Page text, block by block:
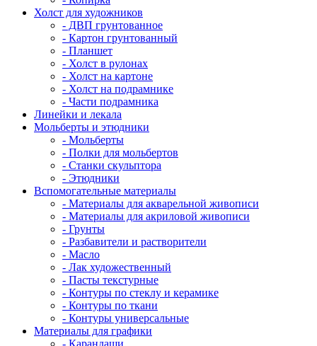
Холст для художников
- ДВП грунтованное
- Картон грунтованный
- Планшет
- Холст в рулонах
- Холст на картоне
- Холст на подрамнике
- Части подрамника
Линейки и лекала
Мольберты и этюдники
- Мольберты
- Полки для мольбертов
- Станки скульптора
- Этюдники
Вспомогательные материалы
- Материалы для акварельной живописи
- Материалы для акриловой живописи
- Грунты
- Разбавители и растворители
- Масло
- Лак художественный
- Пасты текстурные
- Контуры по стеклу и керамике
- Контуры по ткани
- Контуры универсальные
Материалы для графики
- Карандаши